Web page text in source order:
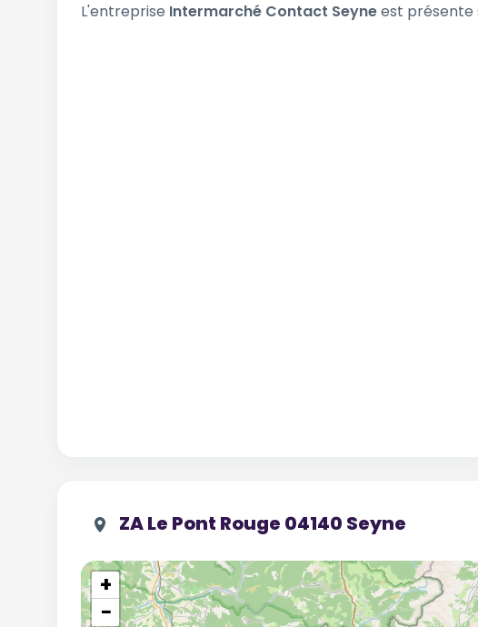
L'entreprise Intermarché Contact Seyneest présente
ZA Le Pont Rouge 04140 Seyne
+
−